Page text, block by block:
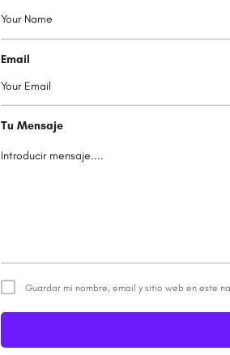
Email
Tu Mensaje
Guardar mi nombre, email y sitio web en este